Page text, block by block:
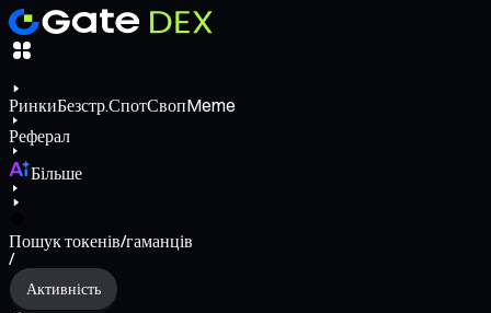
РинкиБезстр.СпотСвопMeme
Реферал
Більше
Пошук токенів/гаманців
/
Активність